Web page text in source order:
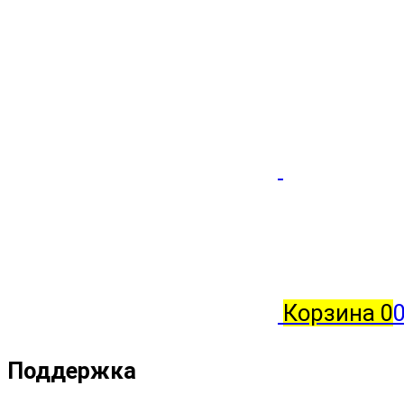
Корзина 0
Поддержка